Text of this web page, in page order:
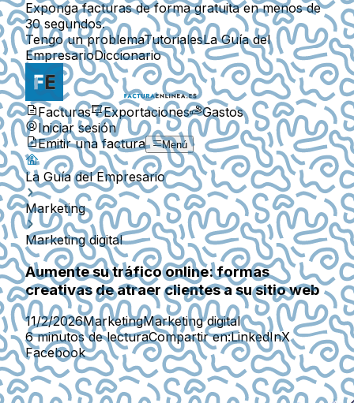
Exponga facturas de forma gratuita en menos de
30 segundos.
Tengo un problemaTutorialesLa Guía del
EmpresarioDiccionario
Facturas Exportaciones
Gastos
Iniciar sesión
Emitir una factura
Menú
La Guía del Empresario
Marketing
Marketing digital
Aumente su tráfico online: formas
creativas de atraer clientes a su sitio web
11/2/2026MarketingMarketing digital
6 minutos de lecturaCompartir en:LinkedInX
Facebook